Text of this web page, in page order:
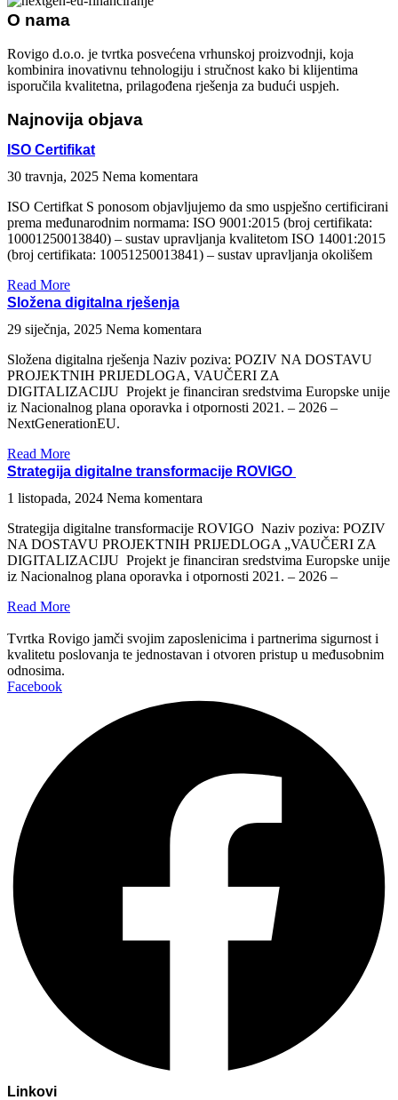
O nama
Rovigo d.o.o. je tvrtka posvećena vrhunskoj proizvodnji, koja
kombinira inovativnu tehnologiju i stručnost kako bi klijentima
isporučila kvalitetna, prilagođena rješenja za budući uspjeh.
Najnovija objava
ISO Certifikat
30 travnja, 2025 Nema komentara
ISO Certifkat S ponosom objavljujemo da smo uspješno certificirani
prema međunarodnim normama: ISO 9001:2015 (broj certifikata:
10001250013840) – sustav upravljanja kvalitetom ISO 14001:2015
(broj certifikata: 10051250013841) – sustav upravljanja okolišem
Read More
Složena digitalna rješenja
29 siječnja, 2025 Nema komentara
Složena digitalna rješenja Naziv poziva: POZIV NA DOSTAVU
PROJEKTNIH PRIJEDLOGA, VAUČERI ZA
DIGITALIZACIJU Projekt je financiran sredstvima Europske unije
iz Nacionalnog plana oporavka i otpornosti 2021. – 2026 –
NextGenerationEU.
Read More
Strategija digitalne transformacije ROVIGO
1 listopada, 2024 Nema komentara
Strategija digitalne transformacije ROVIGO Naziv poziva: POZIV
NA DOSTAVU PROJEKTNIH PRIJEDLOGA „VAUČERI ZA
DIGITALIZACIJU Projekt je financiran sredstvima Europske unije
iz Nacionalnog plana oporavka i otpornosti 2021. – 2026 –
Read More
Tvrtka Rovigo jamči svojim zaposlenicima i partnerima sigurnost i
kvalitetu poslovanja te jednostavan i otvoren pristup u međusobnim
odnosima.
Facebook
Linkovi